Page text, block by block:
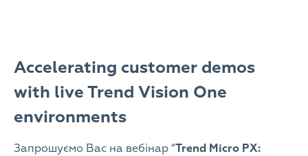
Accelerating customer demos
with live Trend Vision One
environments
Запрошуємо Вас на вебінар “Trend Micro PX: